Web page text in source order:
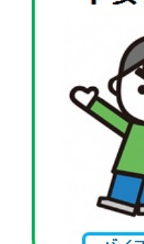
浜田市庁舎の
ご案内